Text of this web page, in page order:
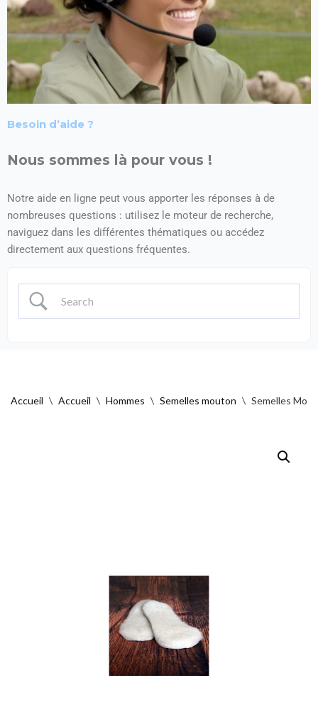
Besoin d’aide ?
Nous sommes là pour vous !
Notre aide en ligne peut vous apporter les réponses à de
nombreuses questions : utilisez le moteur de recherche,
naviguez dans les différentes thématiques ou accédez
directement aux questions fréquentes.
Accueil \ Accueil \ Hommes \ Semelles mouton \ Semelles